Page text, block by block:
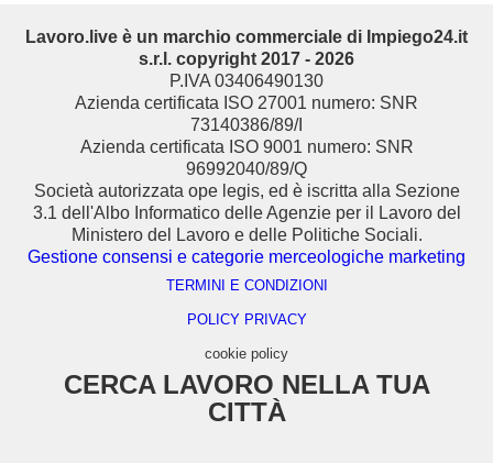
Lavoro.live è un marchio commerciale di Impiego24.it
s.r.l. copyright 2017 - 2026
P.IVA 03406490130
Azienda certificata ISO 27001 numero: SNR
73140386/89/I
Azienda certificata ISO 9001 numero: SNR
96992040/89/Q
Società autorizzata ope legis, ed è iscritta alla Sezione
3.1 dell'Albo Informatico delle Agenzie per il Lavoro del
Ministero del Lavoro e delle Politiche Sociali.
Gestione consensi e categorie merceologiche marketing
TERMINI E CONDIZIONI
POLICY PRIVACY
cookie policy
CERCA LAVORO NELLA TUA
CITTÀ